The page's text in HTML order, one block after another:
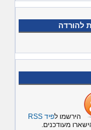
להורדה
הירשמו לפיד RSS
מעודכנים.